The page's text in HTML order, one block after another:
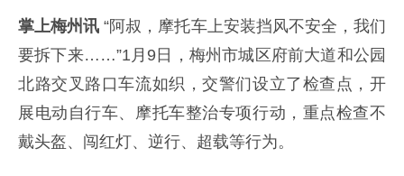
掌上梅州讯 “阿叔，摩托车上安装挡风不安全，我们
要拆下来……”1月9日，梅州市城区府前大道和公园
北路交叉路口车流如织，交警们设立了检查点，开
展电动自行车、摩托车整治专项行动，重点检查不
戴头盔、闯红灯、逆行、超载等行为。